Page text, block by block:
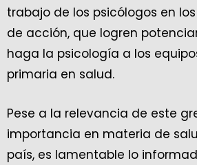
trabajo de los psicólogos en
de acción, que logren
haga la psicología a los
primaria en salud.
Pese a la relevancia de este
importancia en materia de
país, es lamentable lo